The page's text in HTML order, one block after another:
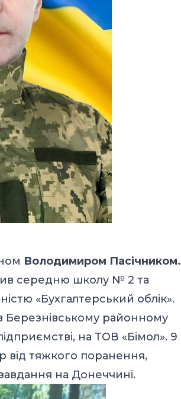
Володимиром Пасічником.
середню школу № 2 та
«Бухгалтерський облік».
Березнівському районному
на ТОВ «Бімол». 9
від тяжкого поранення,
на Донеччині.